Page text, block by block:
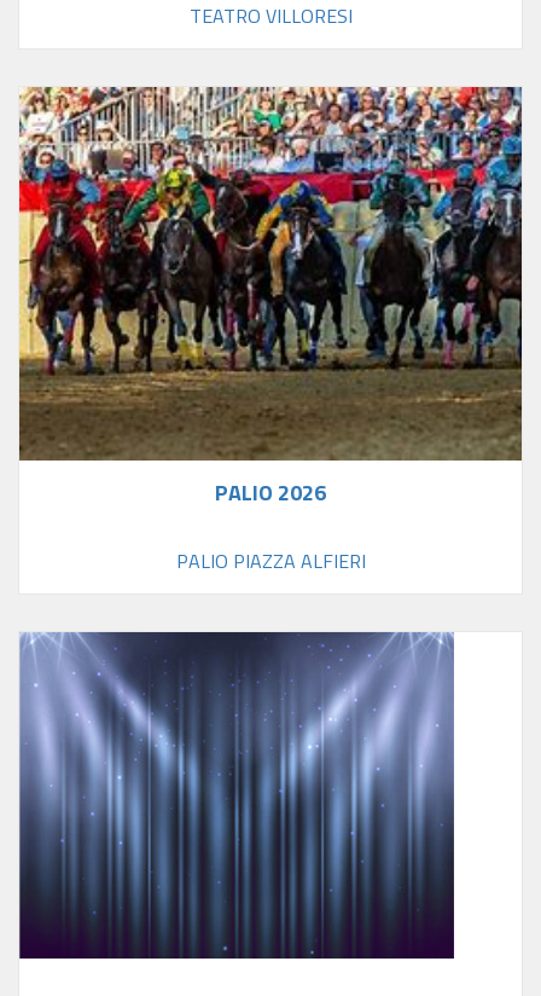
TEATRO VILLORESI
PALIO 2026
PALIO PIAZZA ALFIERI